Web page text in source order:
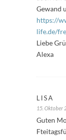
Gewand
https://
life.de/
Liebe
Alexa
LISA
15. Oktober
Guten